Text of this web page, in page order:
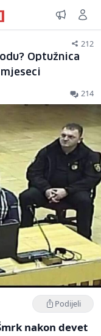
212
Optužnica
214
Podijeli
nakon devet